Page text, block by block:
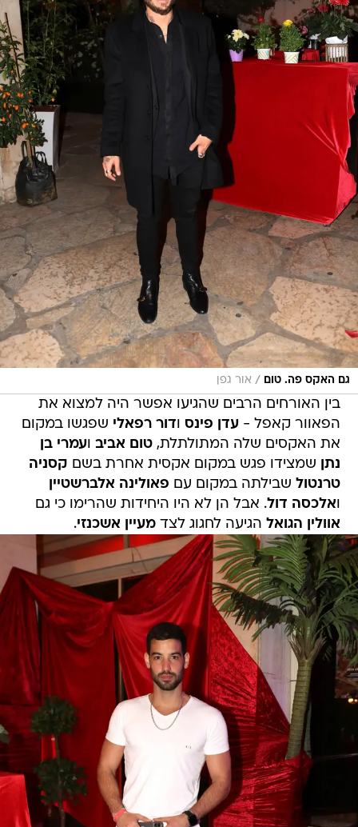
גם האקס פה. טום / אור גפן
בין האורחים הרבים שהגיעו אפשר היה למצוא את
הפאוור קאפל -עדן פינס ודור רפאלי שפגשו במקום
את האקסים שלה המתולתלת,טום אביב ועמרי בן
נתן שמצידו פגש במקום אקסית אחרת בשם קסניה
טרנטול שבילתה במקום עם פאולינה אלברשטיין
ואלכסה דול. אבל הן לא היו היחידות שהרימו כי גם
אוולין הגואל הגיעה לחגוג לצדמעיין אשכנזי.